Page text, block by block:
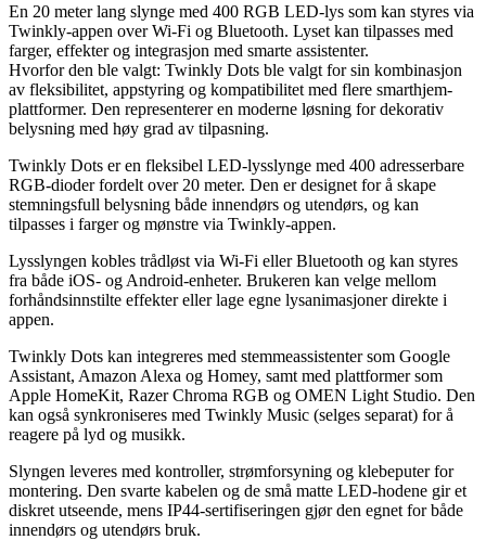
En 20 meter lang slynge med 400 RGB LED-lys som kan styres via
Twinkly-appen over Wi-Fi og Bluetooth. Lyset kan tilpasses med
farger, effekter og integrasjon med smarte assistenter.
Hvorfor den ble valgt: Twinkly Dots ble valgt for sin kombinasjon
av fleksibilitet, appstyring og kompatibilitet med flere smarthjem-
plattformer. Den representerer en moderne løsning for dekorativ
belysning med høy grad av tilpasning.
Twinkly Dots er en fleksibel LED-lysslynge med 400 adresserbare
RGB-dioder fordelt over 20 meter. Den er designet for å skape
stemningsfull belysning både innendørs og utendørs, og kan
tilpasses i farger og mønstre via Twinkly-appen.
Lysslyngen kobles trådløst via Wi-Fi eller Bluetooth og kan styres
fra både iOS- og Android-enheter. Brukeren kan velge mellom
forhåndsinnstilte effekter eller lage egne lysanimasjoner direkte i
appen.
Twinkly Dots kan integreres med stemmeassistenter som Google
Assistant, Amazon Alexa og Homey, samt med plattformer som
Apple HomeKit, Razer Chroma RGB og OMEN Light Studio. Den
kan også synkroniseres med Twinkly Music (selges separat) for å
reagere på lyd og musikk.
Slyngen leveres med kontroller, strømforsyning og klebeputer for
montering. Den svarte kabelen og de små matte LED-hodene gir et
diskret utseende, mens IP44-sertifiseringen gjør den egnet for både
innendørs og utendørs bruk.